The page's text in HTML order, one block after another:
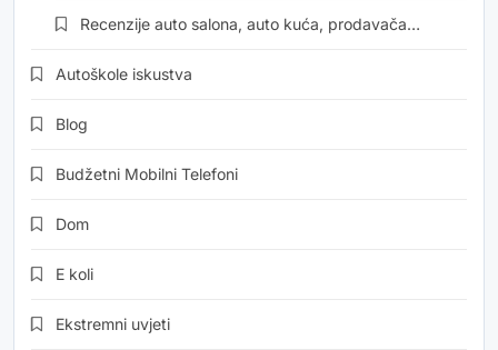
Recenzije auto salona, auto kuća, prodavača…
Autoškole iskustva
Blog
Budžetni Mobilni Telefoni
Dom
E koli
Ekstremni uvjeti